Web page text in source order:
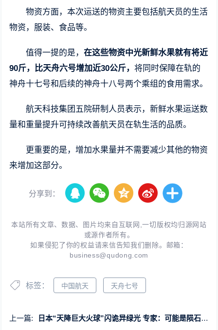
物资方面，本次运送的物资主要包括航天员的生活
物资，服装、食品等。
值得一提的是，在这些物资中光新鲜水果就有将近
90斤，比天舟六号增加近30公斤，将同时保障在轨的
神舟十七号和后续的神舟十八号两个乘组的食用需求。
航天科技集团五院研制人员表示，新鲜水果运送数
量和重量提升可持续改善航天员在轨生活的品质。
更重要的是，增加水果量并不需要减少其他的物资
来增加这部分。
分享到：
本站所有文章、数据、图片均来自互联网,一切版权均归源网站
或源作者所有。
如果侵犯了你的权益请来信告知我们删除。邮箱：
business@qudong.com
标签： 中国航天 天舟七号
上一篇:
日本“天降巨大火球”闪诡异绿光 专家：可能是陨石坠落